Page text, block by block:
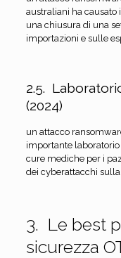
australiani ha causato
una chiusura di una
importazioni e sulle
2.5.
(2024)
un attacco
importante
cure mediche per i
dei cyberattacchi sulla
3. Le best
sicurezza